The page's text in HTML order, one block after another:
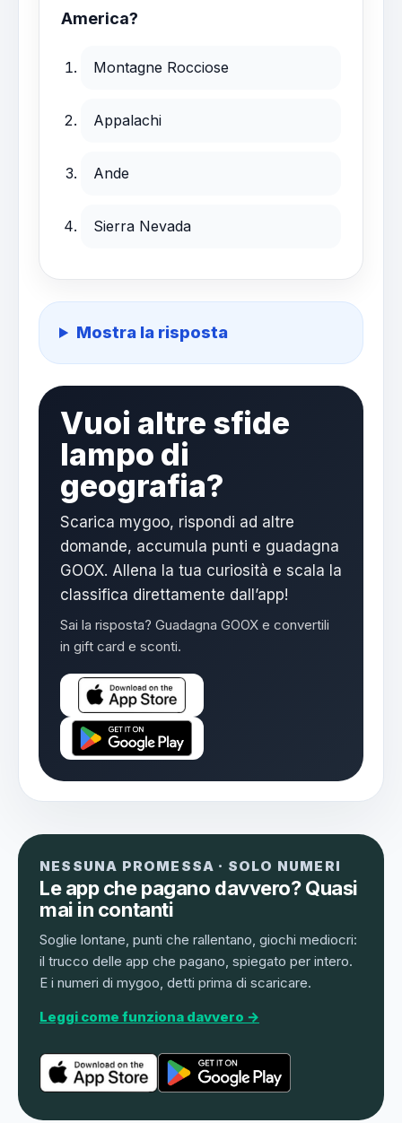
America?
Montagne Rocciose
Appalachi
Ande
Sierra Nevada
Mostra la risposta
Vuoi altre sfide
lampo di
geografia?
Scarica mygoo, rispondi ad altre
domande, accumula punti e guadagna
GOOX. Allena la tua curiosità e scala la
classifica direttamente dall’app!
Sai la risposta? Guadagna GOOX e convertili
in gift card e sconti.
NESSUNA PROMESSA · SOLO NUMERI
Le app che pagano davvero? Quasi
mai in contanti
Soglie lontane, punti che rallentano, giochi mediocri:
il trucco delle app che pagano, spiegato per intero.
E i numeri di mygoo, detti prima di scaricare.
Leggi come funziona davvero →